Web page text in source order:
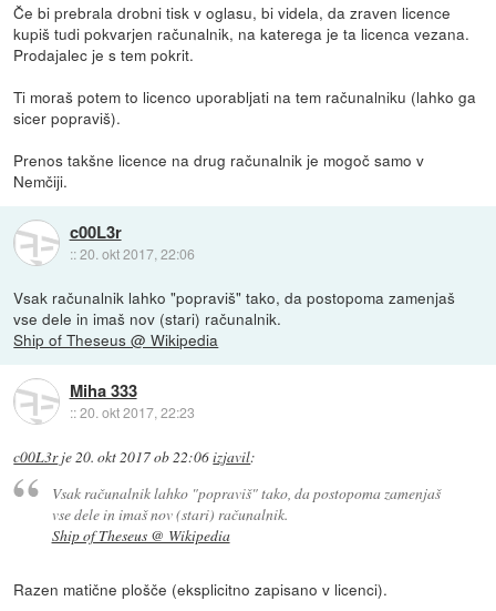
Če bi prebrala drobni tisk v oglasu, bi videla, da zraven licence
kupiš tudi pokvarjen računalnik, na katerega je ta licenca vezana.
Prodajalec je s tem pokrit.
Ti moraš potem to licenco uporabljati na tem računalniku (lahko ga
sicer popraviš).
Prenos takšne licence na drug računalnik je mogoč samo v
Nemčiji.
c00L3r
::20. okt 2017, 22:06
Vsak računalnik lahko "popraviš" tako, da postopoma zamenjaš
vse dele in imaš nov (stari) računalnik.
Ship of Theseus @ Wikipedia
Miha 333
::20. okt 2017, 22:23
c00L3rje 20. okt 2017 ob 22:06izjavil:
Vsak računalnik lahko "popraviš" tako, da postopoma zamenjaš
vse dele in imaš nov (stari) računalnik.
Ship of Theseus @ Wikipedia
Razen matične plošče (eksplicitno zapisano v licenci).